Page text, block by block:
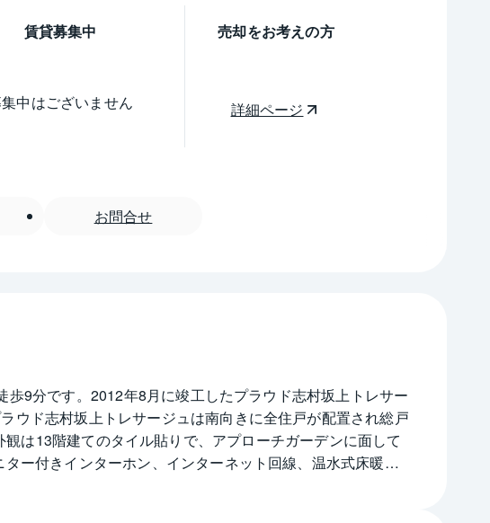
賃貸募集中
中はございません
売却をお考えの方
詳細ページ
お問合せ
9分です。2012年8月に竣工したプラウド志村坂上トレサー
ウド志村坂上トレサージュは南向きに全住戸が配置され総戸
は13階建てのタイル貼りで、アプローチガーデンに面して
ー付きインターホン、インターネット回線、温水式床暖